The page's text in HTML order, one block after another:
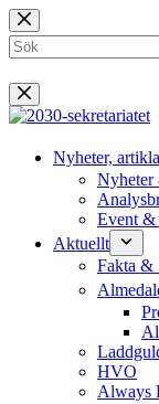
Hoppa
till
innehåll
Inga
resultat
Nyheter,
Nyheter
Event
Aktuellt
Fakta &
HVO
Always